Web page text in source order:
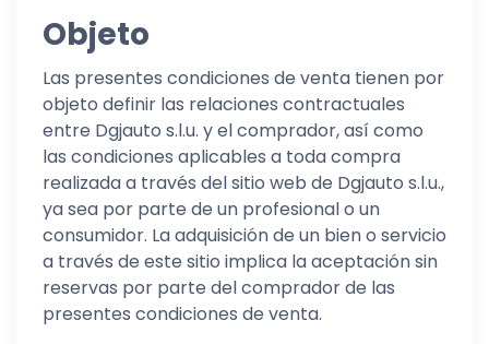
Objeto
Las presentes condiciones de venta tienen por
objeto definir las relaciones contractuales
entre Dgjauto s.l.u. y el comprador, así como
las condiciones aplicables a toda compra
realizada a través del sitio web de Dgjauto s.l.u.,
ya sea por parte de un profesional o un
consumidor. La adquisición de un bien o servicio
a través de este sitio implica la aceptación sin
reservas por parte del comprador de las
presentes condiciones de venta.